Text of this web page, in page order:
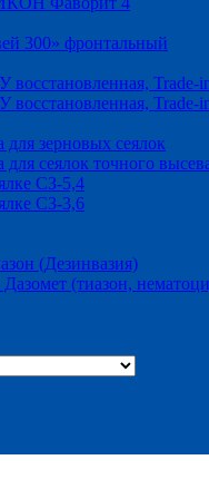
300» фронтальный
восстановленная, Trade-
восстановленная, Trade-
зерновых сеялок
сеялок точного
СЗ-5,4
СЗ-3,6
(Дезинвазия)
(тиазон,